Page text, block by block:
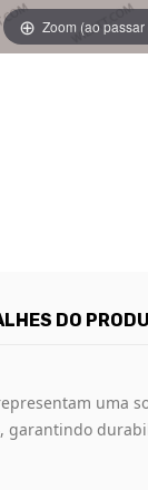
Zoom (ao passar
DO
uma
garantindo